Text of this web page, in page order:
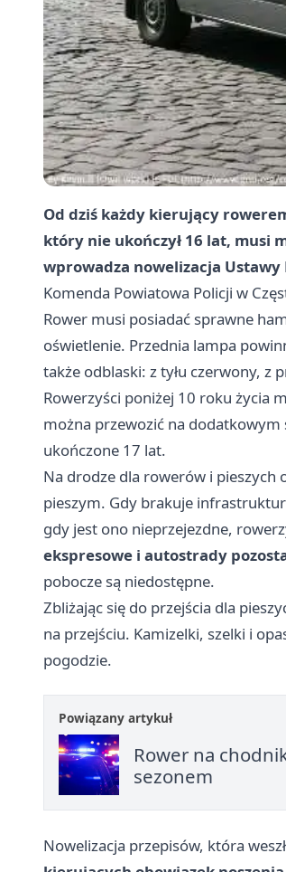
Od dziś każdy kierujący
który nie ukończył 16 lat, musi
wprowadza nowelizacja
Komenda Powiatowa Policji w
Rower musi posiadać sprawne
oświetlenie. Przednia lampa
także odblaski: z tyłu czerwony, z
Rowerzyści poniżej 10 roku życia
można przewozić na
ukończone 17 lat.
Na drodze dla rowerów i pieszych
pieszym. Gdy brakuje
gdy jest ono nieprzejezdne,
ekspresowe i autostrady
pobocze są niedostępne.
Zbliżając się do przejścia dla
na przejściu. Kamizelki, szelki i
pogodzie.
Powiązany artykuł
Rower na
sezonem
Nowelizacja przepisów, która